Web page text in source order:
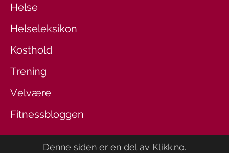
Helse
Helseleksikon
Kosthold
Trening
Velvære
Fitnessbloggen
Denne siden er en del av Klikk.no.